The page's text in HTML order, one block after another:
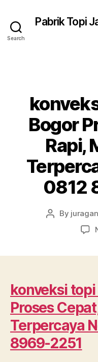
Search
Pabrik Topi
Bogor
Rapi,
0812
Post
By
konveksi
Proses
Terpercaya
8969-2251